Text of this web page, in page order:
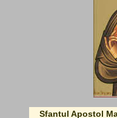
Sfantul Apostol